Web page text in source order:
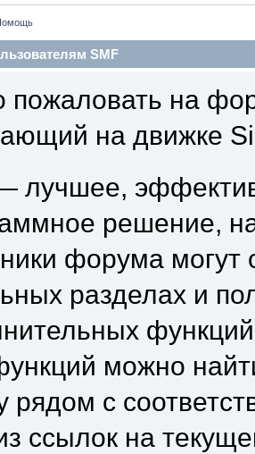
SMF
пожаловать на
на движке
лучшее,
решение,
форума
разделах и
можно
рядом с
ссылок на